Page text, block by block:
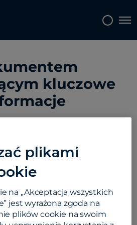
kluczowe
do zapoznania się z
zawierającym kluczowe
każdego produktu
operacji:
plikami
na „Akceptacja wszystkich
jest wyrażona zgoda na
plików cookie na swoim